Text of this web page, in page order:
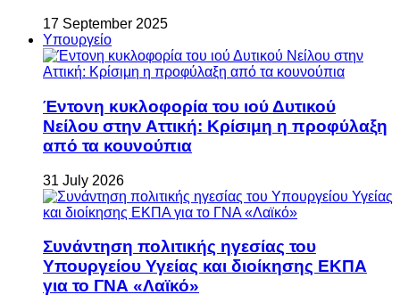
17 September 2025
Υπουργείο
Έντονη κυκλοφορία του ιού Δυτικού
Νείλου στην Αττική: Κρίσιμη η προφύλαξη
από τα κουνούπια
31 July 2026
Συνάντηση πολιτικής ηγεσίας του
Υπουργείου Υγείας και διοίκησης ΕΚΠΑ
για το ΓΝΑ «Λαϊκό»